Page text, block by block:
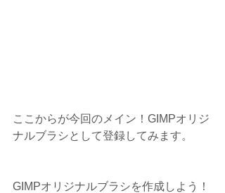
ここからが今回のメイン！GIMPオリジ
ナルブラシとして登録してみます。
GIMPオリジナルブラシを作成しよう！